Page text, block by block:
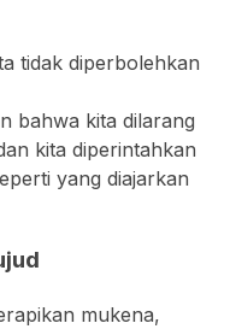
tidak diperbolehkan
bahwa kita dilarang
kita diperintahkan
yang diajarkan
mukena,